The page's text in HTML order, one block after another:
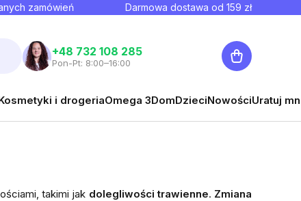
zamówień Darmowa dostawa od 159 zł
+48 732 108 285
Pon-Pt: 8:00–16:00
Koszyk
i drogeriaOmega 3DomDzieciNowościUratuj
takimi jak dolegliwości trawienne. Zmiana